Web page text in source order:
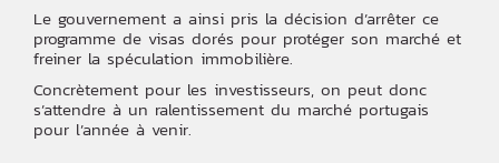
Le gouvernement a ainsi pris la décision d’arrêter ce
programme de visas dorés pour protéger son marché et
freiner la spéculation immobilière.
Concrètement pour les investisseurs, on peut donc
s’attendre à un ralentissement du marché portugais
pour l’année à venir.